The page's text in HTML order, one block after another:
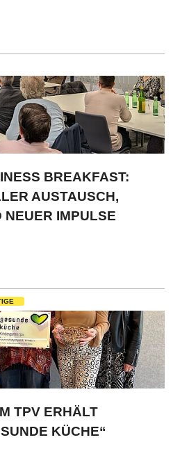
BREAKFAST:
AUSTAUSCH,
NEUER IMPULSE
TPV ERHÄLT
KÜCHE“